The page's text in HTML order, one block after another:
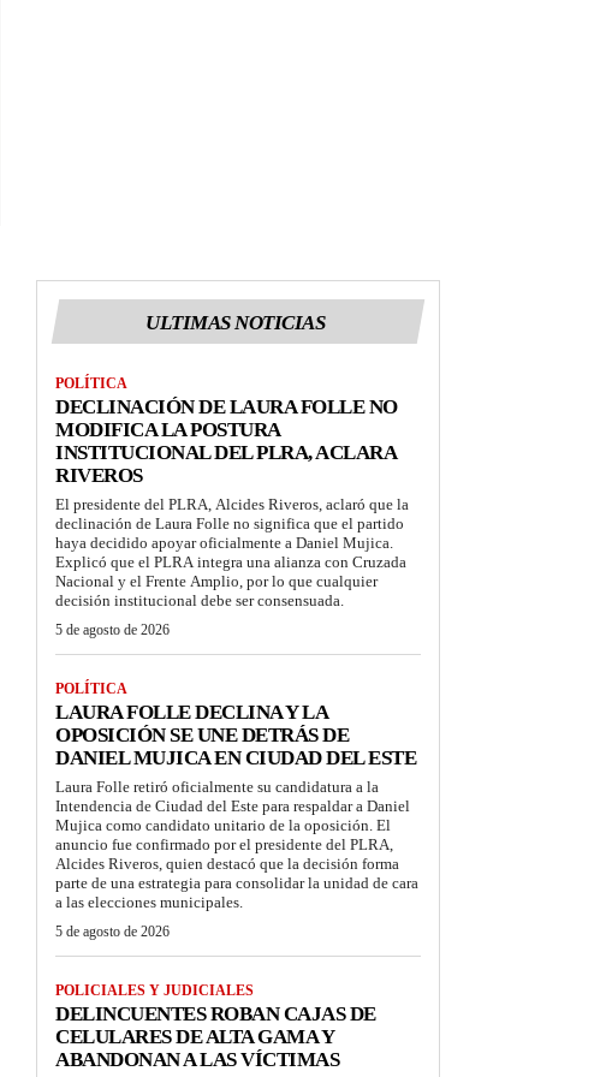
ULTIMAS NOTICIAS
POLÍTICA
DECLINACIÓN DE LAURA FOLLE NO
MODIFICA LA POSTURA
INSTITUCIONAL DEL PLRA, ACLARA
RIVEROS
El presidente del PLRA, Alcides Riveros, aclaró que la
declinación de Laura Folle no significa que el partido
haya decidido apoyar oficialmente a Daniel Mujica.
Explicó que el PLRA integra una alianza con Cruzada
Nacional y el Frente Amplio, por lo que cualquier
decisión institucional debe ser consensuada.
5 de agosto de 2026
POLÍTICA
LAURA FOLLE DECLINA Y LA
OPOSICIÓN SE UNE DETRÁS DE
DANIEL MUJICA EN CIUDAD DEL ESTE
Laura Folle retiró oficialmente su candidatura a la
Intendencia de Ciudad del Este para respaldar a Daniel
Mujica como candidato unitario de la oposición. El
anuncio fue confirmado por el presidente del PLRA,
Alcides Riveros, quien destacó que la decisión forma
parte de una estrategia para consolidar la unidad de cara
a las elecciones municipales.
5 de agosto de 2026
POLICIALES Y JUDICIALES
DELINCUENTES ROBAN CAJAS DE
CELULARES DE ALTA GAMA Y
ABANDONAN A LAS VÍCTIMAS